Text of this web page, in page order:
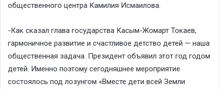
общественного центра Камилия Исмаилова.
-Как сказал глава государства Касым-Жомарт Токаев,
гармоничное развитие и счастливое детство детей — наша
общественная задача. Президент объявил этот год годом
детей. Именно поэтому сегодняшнее мероприятие
состоялось под лозунгом «Вместе дети всей Земли